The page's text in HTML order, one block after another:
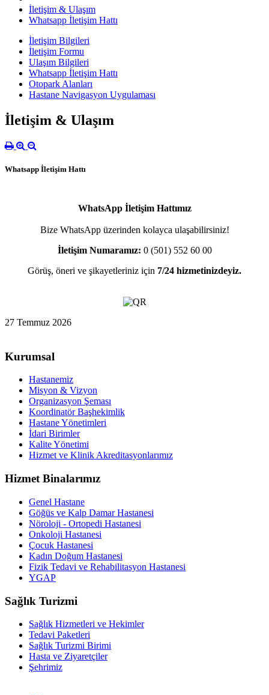
İletişim & Ulaşım
Whatsapp İletişim Hattı
İletişim Bilgileri
İletişim Formu
Ulaşım Bilgileri
Whatsapp İletişim Hattı
Otopark Alanları
Hastane Navigasyon Uygulaması
İletişim & Ulaşım
Whatsapp İletişim Hattı
WhatsApp İletişim Hattımız
Bize WhatsApp üzerinden kolayca ulaşabilirsiniz!
İletişim Numaramız: 0 (501) 552 60 00
Görüş, öneri ve şikayetleriniz için 7/24 hizmetinizdeyiz.
27 Temmuz 2026
Kurumsal
Hastanemiz
Misyon & Vizyon
Organizasyon Şeması
Koordinatör Başhekimlik
Hastane Yönetimleri
İdari Birimler
Kalite Yönetimi
Hizmet ve Klinik Akreditasyonlarımız
Hizmet Binalarımız
Genel Hastane
Göğüs ve Kalp Damar Hastanesi
Nöroloji - Ortopedi Hastanesi
Onkoloji Hastanesi
Çocuk Hastanesi
Kadın Doğum Hastanesi
Fizik Tedavi ve Rehabilitasyon Hastanesi
YGAP
Sağlık Turizmi
Sağlık Hizmetleri ve Hekimler
Tedavi Paketleri
Sağlık Turizmi Birimi
Hasta ve Ziyaretçiler
Şehrimiz